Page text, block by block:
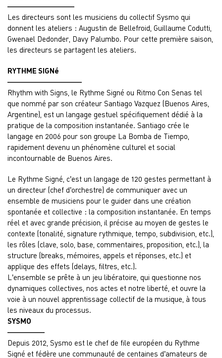
—————————
Les directeurs sont les musiciens du collectif Sysmo qui
donnent les ateliers : Augustin de Bellefroid, Guillaume Codutti,
Gwenael Dedonder, Davy Palumbo. Pour cette première saison,
les directeurs se partagent les ateliers.
RYTHME SIGNé
——————————
Rhythm with Signs, le Rythme Signé ou Ritmo Con Senas tel
que nommé par son créateur Santiago Vazquez (Buenos Aires,
Argentine), est un langage gestuel spécifiquement dédié à la
pratique de la composition instantanée. Santiago crée le
langage en 2006 pour son groupe La Bomba de Tiempo,
rapidement devenu un phénomène culturel et social
incontournable de Buenos Aires.
Le Rythme Signé, c’est un langage de 120 gestes permettant à
un directeur (chef d’orchestre) de communiquer avec un
ensemble de musiciens pour le guider dans une création
spontanée et collective : la composition instantanée. En temps
réel et avec grande précision, il précise au moyen de gestes le
contexte (tonalité, signature rythmique, tempo, subdivision, etc.),
les rôles (clave, solo, base, commentaires, proposition, etc.), la
structure (breaks, mémoires, appels et réponses, etc.) et
applique des effets (delays, filtres, etc.).
L’ensemble se prête à un jeu libératoire, qui questionne nos
dynamiques collectives, nos actes et notre liberté, et ouvre la
voie à un nouvel apprentissage collectif de la musique, à tous
les niveaux du processus.
SYSMO
—————
Depuis 2012, Sysmo est le chef de file européen du Rythme
Signé et fédère une communauté de centaines d’amateurs de